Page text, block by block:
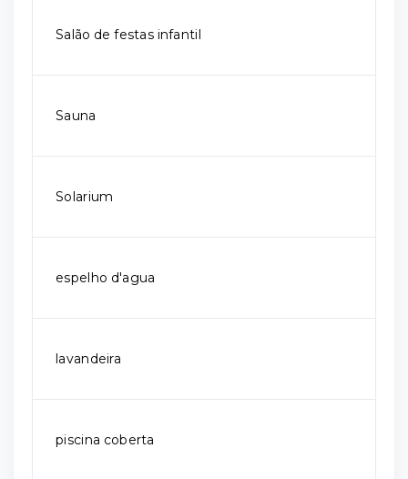
Salão de festas infantil
Sauna
Solarium
espelho d'agua
lavandeira
piscina coberta